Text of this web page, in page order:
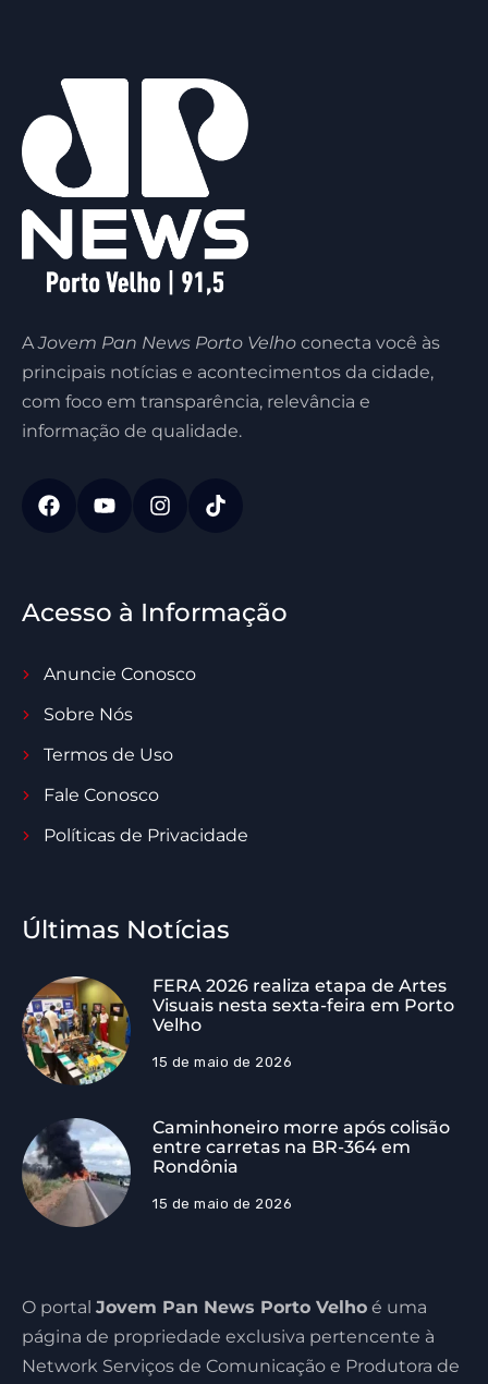
AJovem Pan News Porto Velho conecta você às
principais notícias e acontecimentos da cidade,
com foco em transparência, relevância e
informação de qualidade.
Acesso à Informação
Anuncie Conosco
Sobre Nós
Termos de Uso
Fale Conosco
Políticas de Privacidade
Últimas Notícias
FERA 2026 realiza etapa de Artes
Visuais nesta sexta-feira em Porto
Velho
15 de maio de 2026
Caminhoneiro morre após colisão
entre carretas na BR-364 em
Rondônia
15 de maio de 2026
O portal Jovem Pan News Porto Velho é uma
página de propriedade exclusiva pertencente à
Network Serviços de Comunicação e Produtora de